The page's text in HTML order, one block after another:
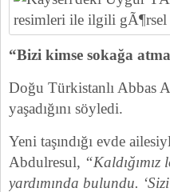
“Bizi kimse sokağa
Doğu Türkistanlı Abbas
yaşadığını söyledi.
Yeni taşındığı evde
Abdulresul,
yardımında bulundu.